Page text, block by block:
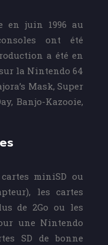
en juin 1996 au
ont été
a été en
la Nintendo 64
Mask, Super
Banjo-Kazooie,
miniSD ou
les cartes
de 2Go ou les
une Nintendo
SD de bonne